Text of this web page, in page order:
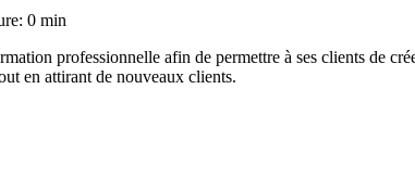
0 min
professionnelle afin de permettre à ses clients de
en attirant de nouveaux clients.